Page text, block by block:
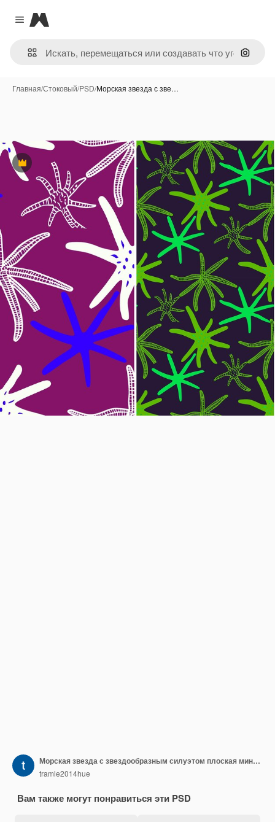
Close menu
Magnific
Поиск
Главная/Стоковый/PSD/Морская звезда с зве…
Премиум
Морская звезда с звездообразным силуэтом плоская минимальная графика De Nature Pattern Vector Designs
tramle2014hue
Вам также могут понравиться эти PSD